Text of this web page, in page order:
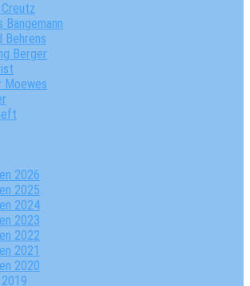
Bangemann
Behrens
Berger
Moewes
2026
2025
2024
2023
2022
2021
2020